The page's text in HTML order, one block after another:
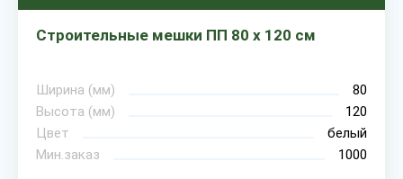
Строительные мешки ПП 80 х 120 см
Ширина (мм)
80
Высота (мм)
120
Цвет
белый
Мин.заказ
1000